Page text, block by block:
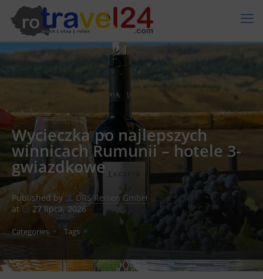
Wycieczka po najlepszych
winnicach Rumunii – hotele 3-
gwiazdkowe
Published by
DRS Reisen GmbH
at
27 lipca, 2026
Categories Tags